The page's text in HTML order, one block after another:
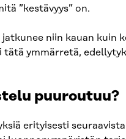
”kestävyys” on.
niin kauan kuin
ymmärretä,
puuroutuu?
erityisesti